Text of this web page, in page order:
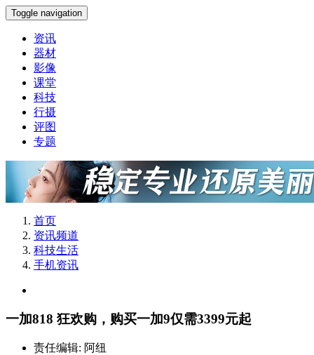
Toggle navigation
资讯
器材
影像
课堂
科技
行摄
评图
专题
首页
资讯频道
科技生活
手机资讯
一加818 狂欢购，购买一加9仅需3399元起
责任编辑: 阿纽